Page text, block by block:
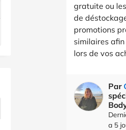
gratuite ou
de
promotions
similaires afin
lors de vos
Par
a 5